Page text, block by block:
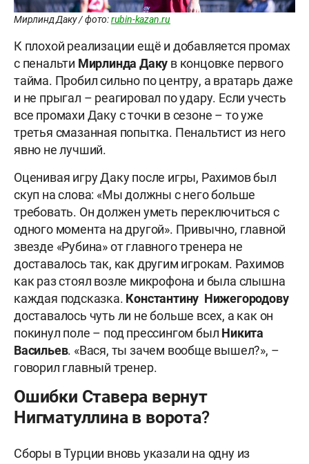
Мирлинд Даку / фото:rubin-kazan.ru
К плохой реализации ещё и добавляется промах
с пенальти МирлиндаДаку в концовке первого
тайма. Пробил сильно по центру, а вратарь даже
и не прыгал – реагировал по удару. Если учесть
все промахи Даку с точки в сезоне – то уже
третья смазанная попытка. Пенальтист из него
явно не лучший.
Оценивая игру Даку после игры, Рахимов был
скуп на слова: «Мы должны с него больше
требовать. Он должен уметь переключиться с
одного момента на другой». Привычно, главной
звезде «Рубина» от главного тренера не
доставалось так, как другим игрокам. Рахимов
как раз стоял возле микрофона и была слышна
каждая подсказка. Константину Нижегородову
доставалось чуть ли не больше всех, а как он
покинул поле – под прессингом был Никита
Васильев. «Вася, ты зачем вообще вышел?», –
говорил главный тренер.
Ошибки Ставера вернут
Нигматуллина в ворота?
Сборы в Турции вновь указали на одну из